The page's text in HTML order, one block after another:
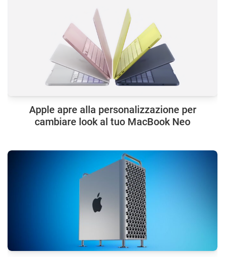
Apple apre alla personalizzazione per
cambiare look al tuo MacBook Neo